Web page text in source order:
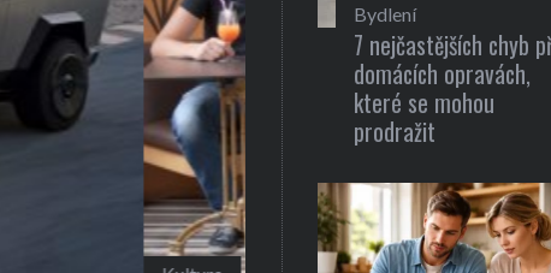
Bydlení
7 nejčastějších chyb
domácích opravách,
které se mohou
prodražit